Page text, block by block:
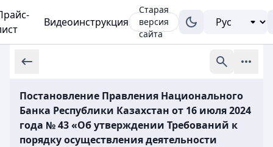
Видеоинструкция
Старая
версия
сайта
Постановление Правления Национального
Банка Республики Казахстан от 16 июля 2024
года № 43 «Об утверждении Требований к
порядку осуществления деятельности